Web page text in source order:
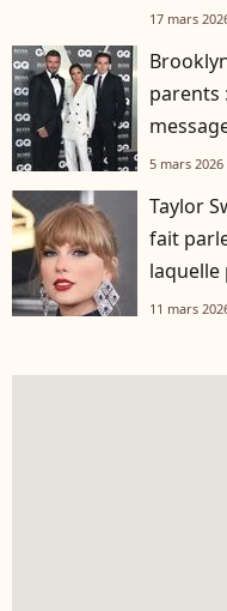
17 mars
parents
5 mars 2026
Taylor
fait
11 mars